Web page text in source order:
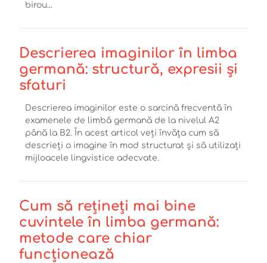
birou...
Descrierea imaginilor în limba
germană: structură, expresii și
sfaturi
Descrierea imaginilor este o sarcină frecventă în
examenele de limbă germană de la nivelul A2
până la B2. În acest articol veți învăța cum să
descrieți o imagine în mod structurat și să utilizați
mijloacele lingvistice adecvate.
Cum să rețineți mai bine
cuvintele în limba germană:
metode care chiar
funcționează